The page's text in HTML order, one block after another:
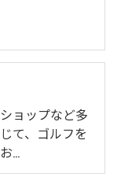
ョップなど多
て、ゴルフを
…